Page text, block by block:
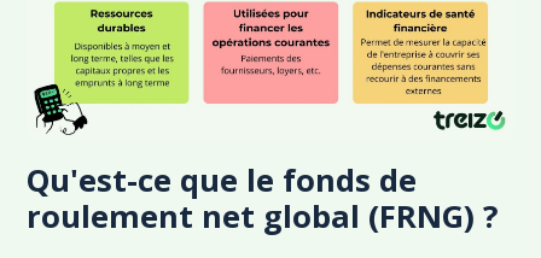
Qu'est-ce que le fonds de
roulement net global (FRNG) ?